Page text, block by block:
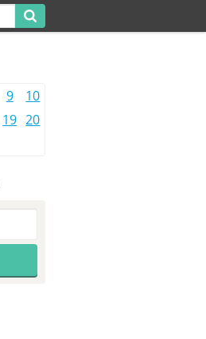
9
10
19 20